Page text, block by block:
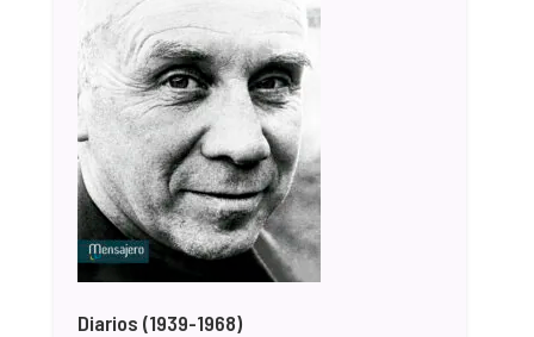
Diarios (1939-1968)